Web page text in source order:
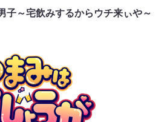
～宅飲みするからウチ来ぃや～